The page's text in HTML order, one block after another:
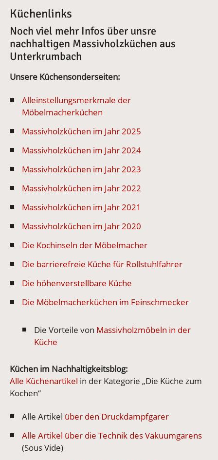
Küchenlinks
Noch viel mehr Infos über unsre
nachhaltigen Massivholzküchen aus
Unterkrumbach
Unsere Küchensonderseiten:
Alleinstellungsmerkmale der
Möbelmacherküchen
Massivholzküchen im Jahr 2025
Massivholzküchen im Jahr 2024
Massivholzküchen im Jahr 2023
Massivholzküchen im Jahr 2022
Massivholzküchen im Jahr 2021
Massivholzküchen im Jahr 2020
Die Kochinseln der Möbelmacher
Die barrierefreie Küche für Rollstuhlfahrer
Die höhenverstellbare Küche
Die Möbelmacherküchen im Feinschmecker
Die Vorteile von Massivholzmöbeln in der
Küche
Küchen im Nachhaltigkeitsblog:
Alle Küchenartikel in der Kategorie „Die Küche zum
Kochen“
Alle Artikel über den Druckdampfgarer
Alle Artikel über die Technik des Vakuumgarens
(Sous Vide)